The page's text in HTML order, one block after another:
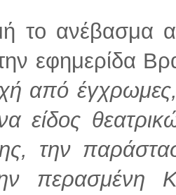
το ανέβασμα
εφημερίδα
από
είδος
την
περασμένη